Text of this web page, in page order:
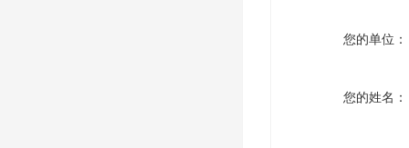
您的单位：
您的姓名：